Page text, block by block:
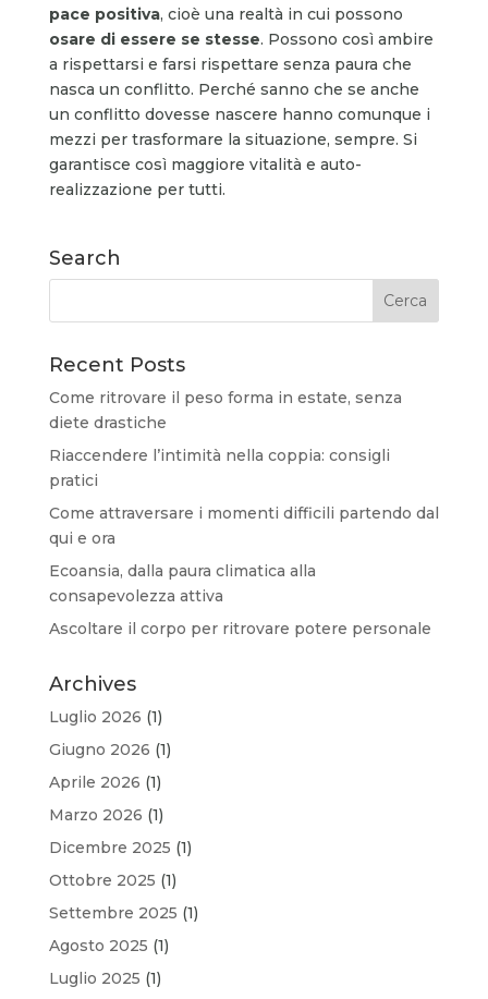
pace positiva, cioè una realtà in cui possono
osare di essere se stesse. Possono così ambire
a rispettarsi e farsi rispettare senza paura che
nasca un conflitto. Perché sanno che se anche
un conflitto dovesse nascere hanno comunque i
mezzi per trasformare la situazione, sempre. Si
garantisce così maggiore vitalità e auto-
realizzazione per tutti.
Search
Recent Posts
Come ritrovare il peso forma in estate, senza
diete drastiche
Riaccendere l’intimità nella coppia: consigli
pratici
Come attraversare i momenti difficili partendo dal
qui e ora
Ecoansia, dalla paura climatica alla
consapevolezza attiva
Ascoltare il corpo per ritrovare potere personale
Archives
Luglio 2026 (1)
Giugno 2026 (1)
Aprile 2026 (1)
Marzo 2026 (1)
Dicembre 2025 (1)
Ottobre 2025 (1)
Settembre 2025 (1)
Agosto 2025 (1)
Luglio 2025 (1)